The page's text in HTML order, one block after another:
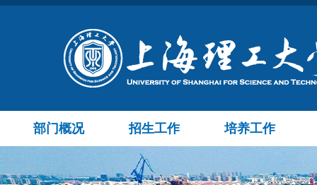
部门概况 招生工作 培养工作